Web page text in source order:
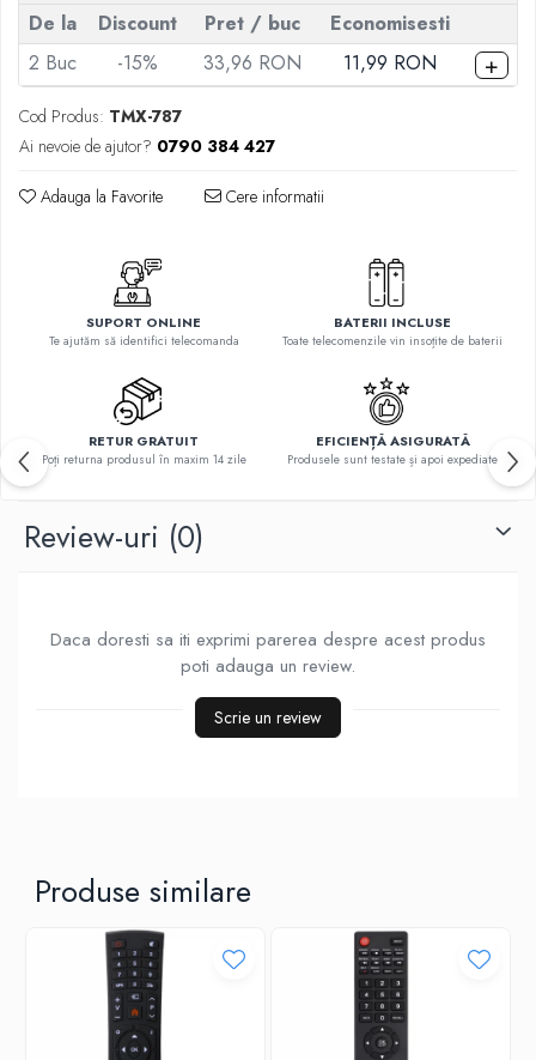
Telecomenzi Telefunken
Telecomenzi Telefunken
Telecomenzi Teletech
Telecomenzi Utok
Telecomenzi Vortex
Telecomenzi Watson
Telecomenzi Wellington
Telecomenzi Westwood
De la
Discount Pret / buc
Economisesti
2 Buc -15% 33,96 RON 11,99 RON +
Cod Produs: TMX-787
Ai nevoie de ajutor? 0790 384 427
Adauga la Favorite Cere informatii
SUPORT ONLINE
Te ajutăm să identifici telecomanda
BATERII INCLUSE
Toate telecomenzile vin insoțite de baterii
RETUR GRATUIT
Poți returna produsul în maxim 14 zile
EFICIENȚĂ ASIGURATĂ
Produsele sunt testate și apoi expediate
Review-uri (0)
Daca doresti sa iti exprimi parerea despre acest produs
poti adauga un review.
Scrie un review
Produse similare